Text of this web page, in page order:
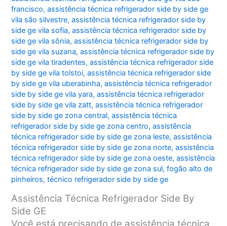
francisco,assistência técnica refrigerador side by side ge
vila são silvestre,assistência técnica refrigerador side by
side ge vila sofia,assistência técnica refrigerador side by
side ge vila sônia,assistência técnica refrigerador side by
side ge vila suzana,assistência técnica refrigerador side by
side ge vila tiradentes,assistência técnica refrigerador side
by side ge vila tolstoi,assistência técnica refrigerador side
by side ge vila uberabinha,assistência técnica refrigerador
side by side ge vila yara,assistência técnica refrigerador
side by side ge vila zatt,assistência técnica refrigerador
side by side ge zona central,assistência técnica
refrigerador side by side ge zona centro,assistência
técnica refrigerador side by side ge zona leste,assistência
técnica refrigerador side by side ge zona norte,assistência
técnica refrigerador side by side ge zona oeste,assistência
técnica refrigerador side by side ge zona sul,fogão alto de
pinheiros,técnico refrigerador side by side ge
Assistência Técnica Refrigerador Side By
Side GE
Você está precisando de assistência técnica